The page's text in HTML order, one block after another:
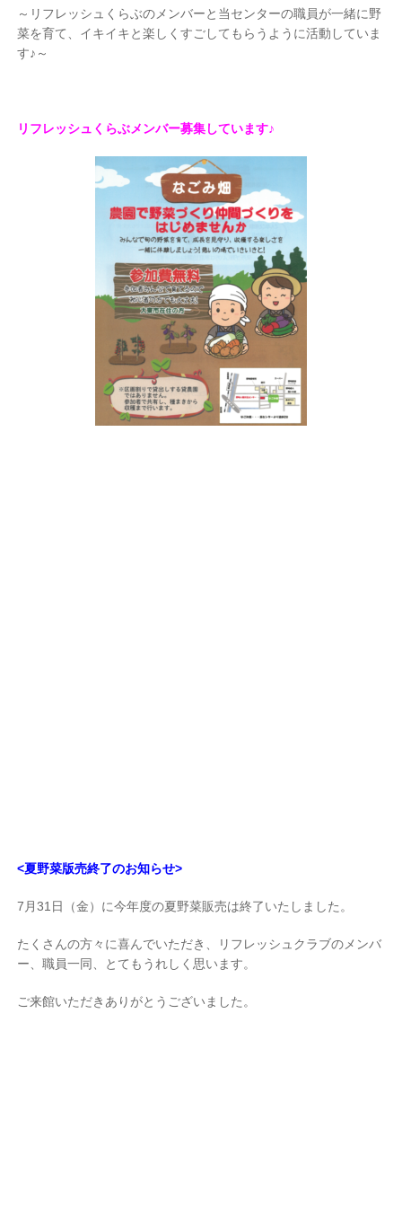
～リフレッシュくらぶのメンバーと当センターの職員が一緒に野
菜を育て、イキイキと楽しくすごしてもらうように活動していま
す♪～
リフレッシュくらぶメンバー募集しています♪
<夏野菜版売終了のお知らせ>
7月31日（金）に今年度の夏野菜販売は終了いたしました。
たくさんの方々に喜んでいただき、リフレッシュクラブのメンバ
ー、職員一同、とてもうれしく思います。
ご来館いただきありがとうございました。